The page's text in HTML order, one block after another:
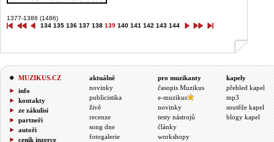
1377-1386 (1486)
134 135 136 137 138 139 140 141 142 143 144
MUZIKUS.CZ
info
kontakty
ze zákulisí
partneři
autoři
ceník inzerce
aktuálně
novinky
publicistika
živě
recenze
song dne
fotogalerie
pro muzikanty
časopis Muzikus
e-muzikus
novinky
testy nástrojů
články
workshopy
kapely
přehled kapel
mp3
soutěže kapel
blogy kapel